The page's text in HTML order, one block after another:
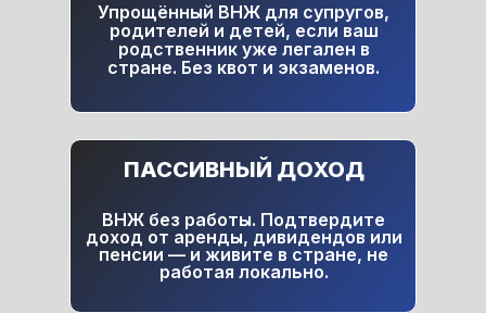
Упрощённый ВНЖ для супругов,
родителей и детей, если ваш
родственник уже легален в
стране. Без квот и экзаменов.
ПАССИВНЫЙ ДОХОД
ВНЖ без работы. Подтвердите
доход от аренды, дивидендов или
пенсии — и живите в стране, не
работая локально.